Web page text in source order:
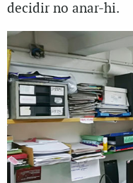
decidir no anar-hi.